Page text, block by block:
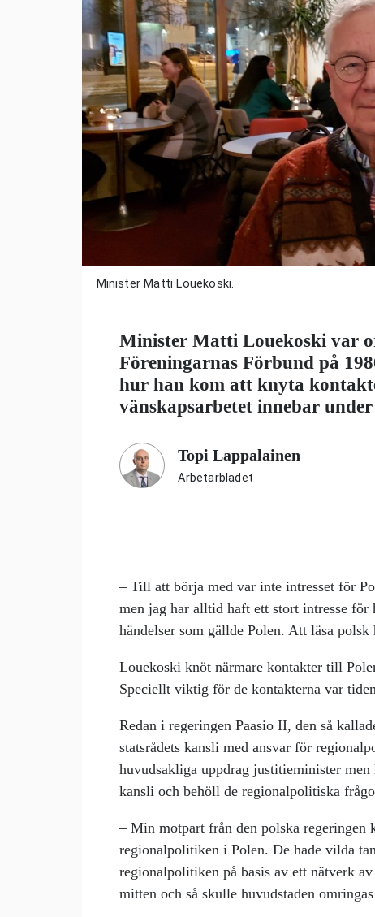
Minister Matti Louekoski.
Minister Matti Louekoski var
Föreningarnas Förbund på
hur han kom att knyta
vänskapsarbetet innebar
Topi Lappalainen
Arbetarbladet
– Till att börja med var inte intresset för
men jag har alltid haft ett stort intresse
händelser som gällde Polen. Att läsa
Louekoski knöt närmare kontakter till
Speciellt viktig för de kontakterna var
Redan i regeringen Paasio II, den så
statsrådets kansli med ansvar för
huvudsakliga uppdrag justitieminister
kansli och behöll de regionalpolitiska
– Min motpart från den polska regeringen
regionalpolitiken i Polen. De hade vilda
regionalpolitiken på basis av ett nätverk
mitten och så skulle huvudstaden